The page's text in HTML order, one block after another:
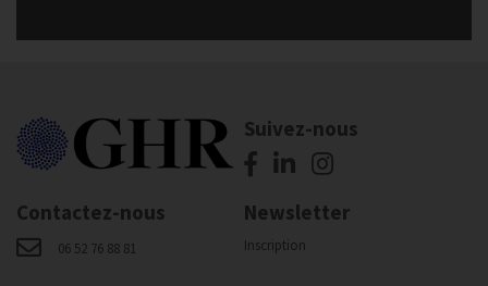
Suivez-nous
Contactez-nous
06 52 76 88 81
Newsletter
Inscription